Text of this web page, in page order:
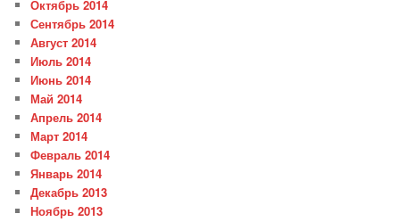
Октябрь 2014
Сентябрь 2014
Август 2014
Июль 2014
Июнь 2014
Май 2014
Апрель 2014
Март 2014
Февраль 2014
Январь 2014
Декабрь 2013
Ноябрь 2013